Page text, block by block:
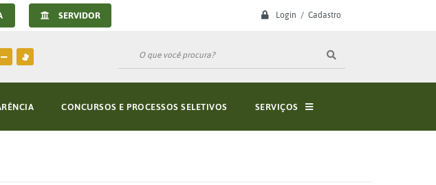
Login / Cadastro
SERVIDOR
CONCURSOS E PROCESSOS SELETIVOS SERVIÇOS